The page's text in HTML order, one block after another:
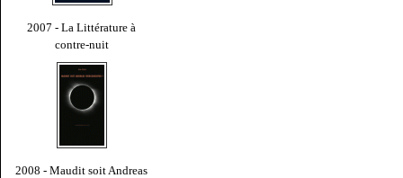
2007 - La Littérature à
contre-nuit
2008 - Maudit soit Andreas